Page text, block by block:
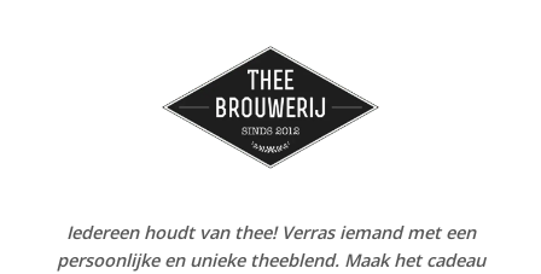
Iedereen houdt van thee! Verras iemand met een
persoonlijke en unieke theeblend. Maak het cadeau